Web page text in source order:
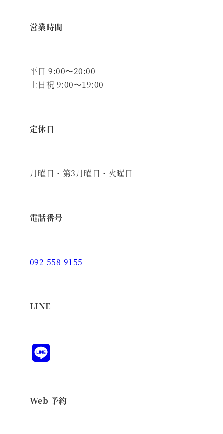
営業時間
平日 9:00〜20:00
土日祝 9:00〜19:00
定休日
月曜日・第3月曜日・火曜日
電話番号
092-558-9155
LINE
Web 予約